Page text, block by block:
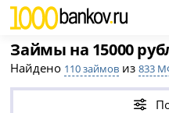
Займы на 15000
Найдено 110 займов из833